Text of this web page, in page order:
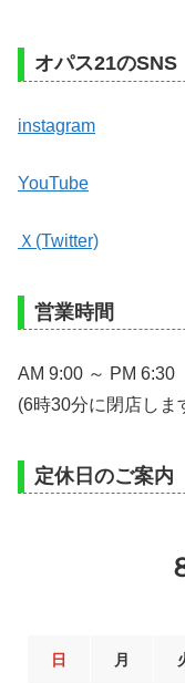
オパス21のSNS
instagram
YouTube
Ｘ(Twitter)
営業時間
AM 9:00 ～ PM 6:30
(6時30分に閉店しま
定休日のご案内
日 月